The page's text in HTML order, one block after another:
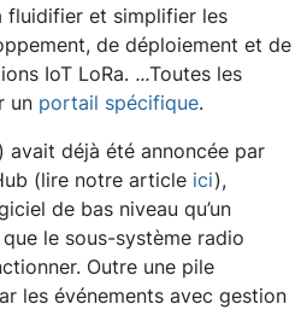
fluidifier et simplifier les
de déploiement et de
IoT LoRa. ...Toutes les
un portail spécifique.
avait déjà été annoncée par
(lire notre article ici),
de bas niveau qu’un
le sous-système radio
Outre une pile
les événements avec gestion